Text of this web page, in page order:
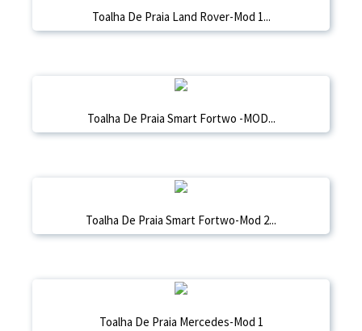
Toalha De Praia Land Rover-Mod 1...
Toalha De Praia Smart Fortwo -MOD...
Toalha De Praia Smart Fortwo-Mod 2...
Toalha De Praia Mercedes-Mod 1